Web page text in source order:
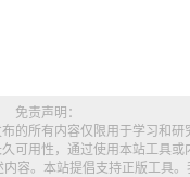
免责声明：
的所有内容仅限用于学习和
可用性，通过使用本站工具
容。本站提倡支持正版工具